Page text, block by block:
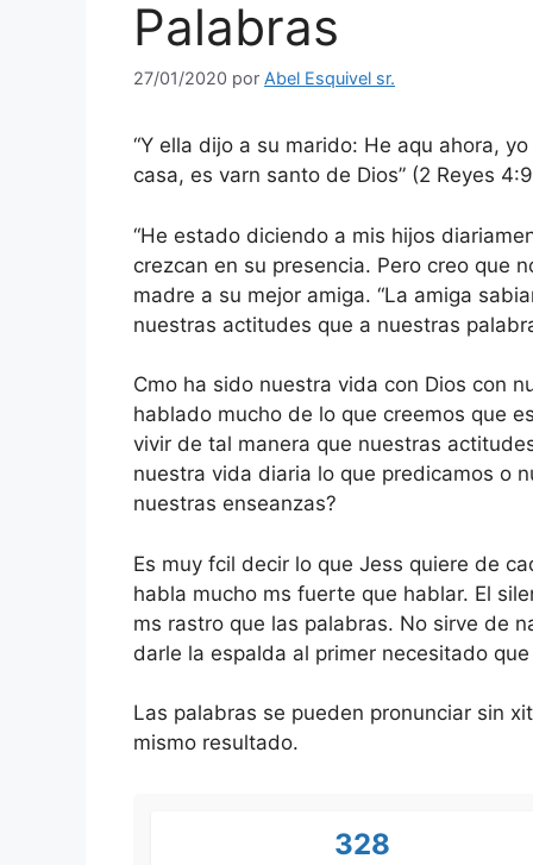
Palabras
27/01/2020 por Abel Esquivel sr.
“Y ella dijo a su marido: He aqu ahora,
casa, es varn santo de Dios” (2 Reyes
“He estado diciendo a mis hijos
crezcan en su presencia. Pero creo que
madre a su mejor amiga. “La amiga
nuestras actitudes que a nuestras
Cmo ha sido nuestra vida con Dios con
hablado mucho de lo que creemos que
vivir de tal manera que nuestras
nuestra vida diaria lo que predicamos o
nuestras enseanzas?
Es muy fcil decir lo que Jess quiere de
habla mucho ms fuerte que hablar. El
ms rastro que las palabras. No sirve de
darle la espalda al primer necesitado
Las palabras se pueden pronunciar sin
mismo resultado.
328